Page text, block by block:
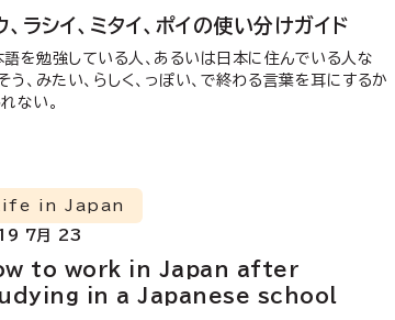
、ラシイ、ミタイ、ポイの使い分けガイド
語を勉強している人、あるいは日本に住んでいる人な
う、みたい、らしく、っぽい、で終わる言葉を耳にするか
ない。
to work in Japan after
in a Japanese school
in Japan
7月 23